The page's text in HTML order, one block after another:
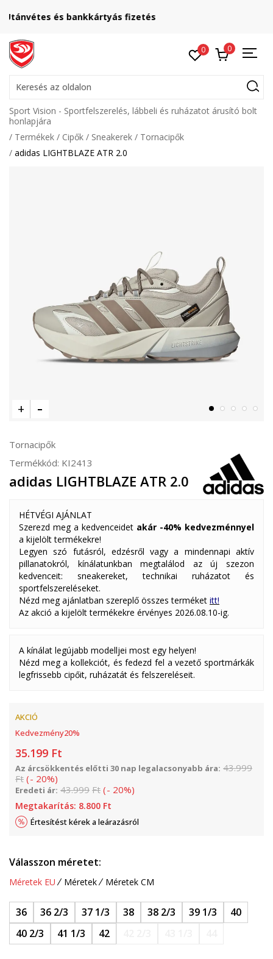
Lépj velünk kapcsolatba
online@sport-vision.hu
0 0
Keresés az oldalon
Sport Vision - Sportfelszerelés, lábbeli és ruházatot árusító bolt
honlapjára
Termékek
Cipők Sneakerek
Tornacipők
adidas LIGHTBLAZE ATR 2.0
Tornacipők
Termékkód: KI2413
adidas LIGHTBLAZE ATR 2.0
HÉTVÉGI AJÁNLAT
Szerezd meg a kedvenceidet akár -40% kedvezménnyel
a kijelölt termékekre!
Legyen szó futásról, edzésről vagy a mindennapi aktív
pillanatokról, kínálatunkban megtalálod az új szezon
kedvenceit: sneakereket, technikai ruházatot és
sportfelszereléseket.
Nézd meg ajánlatban szereplő összes terméket itt!
Az akció a kijelölt termékekre érvényes 2026.08.10-ig.
A kínálat legújabb modelljei most egy helyen!
Nézd meg a kollekciót, és fedezd fel a vezető sportmárkák
legfrissebb cipőit, ruházatát és felszereléseit.
AKCIÓ
Kedvezmény20%
35.199 Ft
Az árcsökkentés előtti 30 nap legalacsonyabb ára: 43.999
Ft (- 20%)
Eredeti ár: 43.999 Ft (- 20%)
Megtakarítás: 8.800 Ft
Értesítést kérek a leárazásról
Válasszon méretet:
Méretek EU Méretek Méretek CM
36 36 2/3 37 1/3 38 38 2/3 39 1/3
40
40 2/3
41 1/3 42